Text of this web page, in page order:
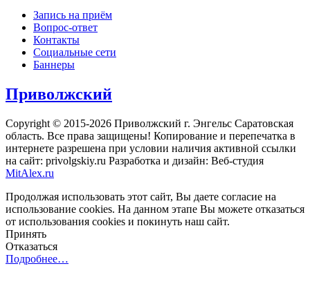
Запись на приём
Вопрос-ответ
Контакты
Социальные сети
Баннеры
Приволжский
Copyright © 2015-2026 Приволжский г. Энгельс Саратовская
область. Все права защищены! Копирование и перепечатка в
интернете разрешена при условии наличия активной ссылки
на сайт: privolgskiy.ru Разработка и дизайн: Веб-студия
MitAlex.ru
Продолжая использовать этот сайт, Вы даете согласие на
использование cookies. На данном этапе Вы можете отказаться
от использования cookies и покинуть наш сайт.
Принять
Отказаться
Подробнее…